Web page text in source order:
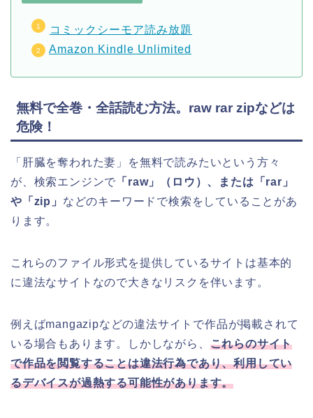
コミックシーモア読み放題
Amazon Kindle Unlimited
無料で全巻・全話読む方法。raw rar zipなどは
危険！
「肝臓を奪われた妻」を無料で読みたいという方々
が、検索エンジンで 「raw」（ロウ）、または「rar」
や「zip」 などのキーワードで検索をしていることがあ
ります。
これらのファイル形式を提供しているサイトは基本的
に違法なサイトなので大きなリスクを伴います。
例えばmangazipなどの違法サイトで作品が掲載されて
いる場合もあります。しかしながら、 これらのサイト
で作品を閲覧することは違法行為であり、利用してい
るデバイスが過熱する可能性があります。